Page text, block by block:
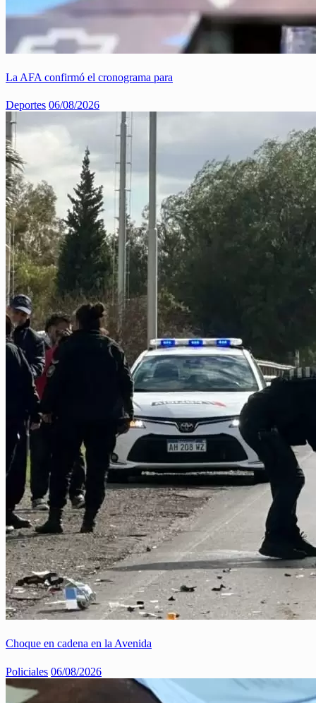
La AFA confirmó el cronograma para
Deportes 06/08/2026
Choque en cadena en la Avenida
Policiales 06/08/2026